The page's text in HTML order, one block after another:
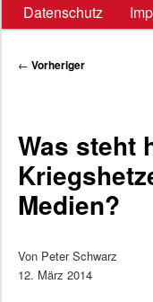
Datenschutz
Beitragsnavigation
← Vorheriger
Was steht
Medien?
Von Peter Schwarz
12. März 2014